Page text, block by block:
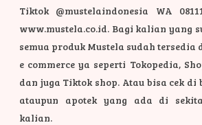
Tiktok @mustelaindonesia WA
www.mustela.co.id. Bagi kalian yang
semua produk Mustela sudah tersedia
e commerce ya seperti Tokopedia,
dan juga Tiktok shop. Atau bisa cek di
ataupun apotek yang ada di
kalian.